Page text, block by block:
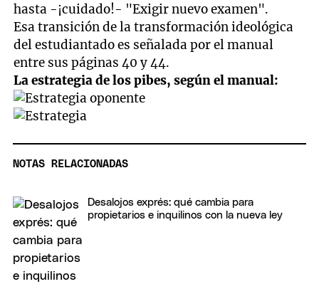
hasta -¡cuidado!- "Exigir nuevo examen".
Esa transición de la transformación ideológica
del estudiantado es señalada por el manual
entre sus páginas 40 y 44.
La estrategia de los pibes, según el manual:
NOTAS RELACIONADAS
Desalojos exprés: qué cambia para
propietarios e inquilinos con la nueva ley